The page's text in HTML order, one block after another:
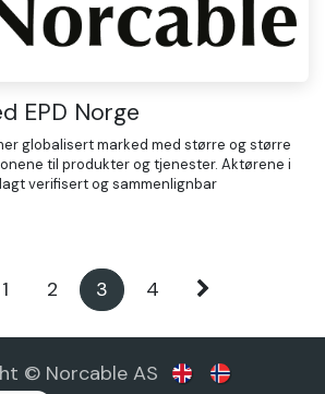
EPD Norge
globalisert marked med større og større
til produkter og tjenester. Aktørene i
verifisert og sammenlignbar
1 2 3 4
© Norcable AS